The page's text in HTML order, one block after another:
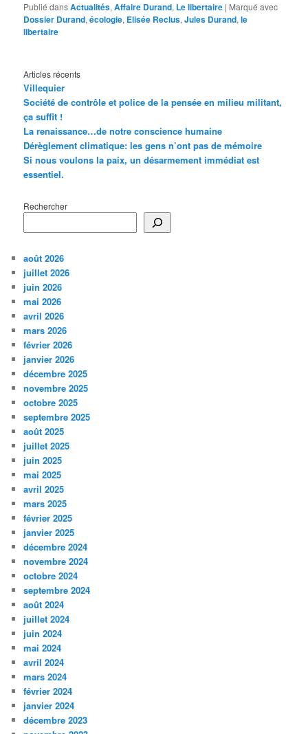
Publié dansActualités,Affaire Durand, Le libertaire | Marqué avec
Dossier Durand,écologie, Elisée Reclus,Jules Durand,le
libertaire
Articles récents
Villequier
Société de contrôle et police de la pensée en milieu militant,
ça suffit !
La renaissance…de notre conscience humaine
Dérèglement climatique: les gens n’ont pas de mémoire
Si nous voulons la paix, un désarmement immédiat est
essentiel.
Rechercher
août 2026
juillet 2026
juin 2026
mai 2026
avril 2026
mars 2026
février 2026
janvier 2026
décembre 2025
novembre 2025
octobre 2025
septembre 2025
août 2025
juillet 2025
juin 2025
mai 2025
avril 2025
mars 2025
février 2025
janvier 2025
décembre 2024
novembre 2024
octobre 2024
septembre 2024
août 2024
juillet 2024
juin 2024
mai 2024
avril 2024
mars 2024
février 2024
janvier 2024
décembre 2023